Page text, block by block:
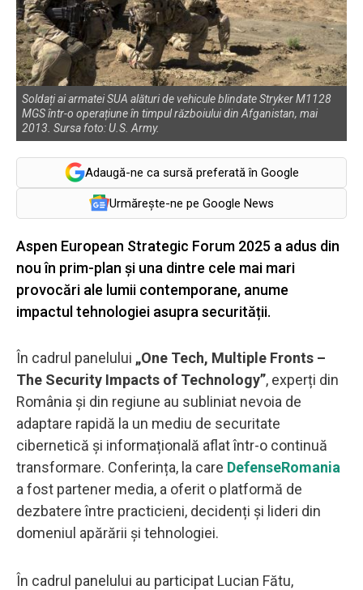
Soldați ai armatei SUA alături de vehicule blindate Stryker M1128
MGS într-o operațiune în timpul războiului din Afganistan, mai
2013. Sursa foto: U.S. Army.
Adaugă-ne ca sursă preferată în Google
Urmărește-ne pe Google News
Aspen European Strategic Forum 2025 a adus din
nou în prim-plan și una dintre cele mai mari
provocări ale lumii contemporane, anume
impactul tehnologiei asupra securității.
În cadrul panelului „One Tech, Multiple Fronts –
The Security Impacts of Technology”, experți din
România și din regiune au subliniat nevoia de
adaptare rapidă la un mediu de securitate
cibernetică și informațională aflat într-o continuă
transformare. Conferința, la care DefenseRomania
a fost partener media, a oferit o platformă de
dezbatere între practicieni, decidenți și lideri din
domeniul apărării și tehnologiei.
În cadrul panelului au participat Lucian Fătu,